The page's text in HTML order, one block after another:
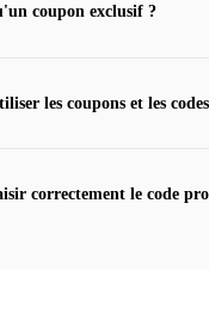
coupon exclusif ?
les coupons et les
correctement le code